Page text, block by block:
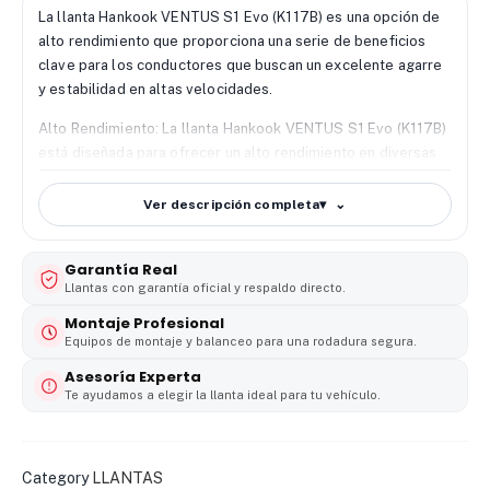
La llanta Hankook VENTUS S1 Evo (K117B) es una opción de
alto rendimiento que proporciona una serie de beneficios
clave para los conductores que buscan un excelente agarre
y estabilidad en altas velocidades.
Alto Rendimiento: La llanta Hankook VENTUS S1 Evo (K117B)
está diseñada para ofrecer un alto rendimiento en diversas
control preciso a altas velocidades.
Estabilidad y Maniobrabilidad: Esta llanta ofrece estabilidad
y maniobrabilidad excepcionales, lo que permite al
conductor sentirse seguro y en control, incluso a
Tecnología Aqua Driving Control: La tecnología Aqua Driving
Control de Hankook permite que la llanta canalice
eficazmente grandes cantidades de agua, mejorando la
Ver descripción completa▾
Garantía Real
Llantas con garantía oficial y respaldo directo.
Montaje Profesional
Equipos de montaje y balanceo para una rodadura segura.
Asesoría Experta
Te ayudamos a elegir la llanta ideal para tu vehículo.
Category LLANTAS